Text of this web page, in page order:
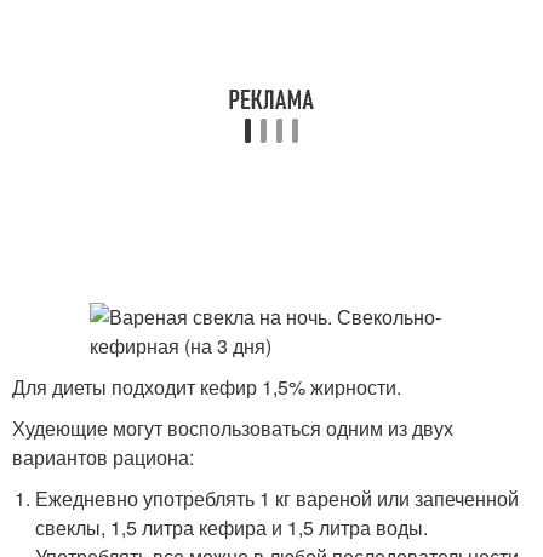
Для диеты подходит кефир 1,5% жирности.
Худеющие могут воспользоваться одним из двух
вариантов рациона:
Ежедневно употреблять 1 кг вареной или запеченной
свеклы, 1,5 литра кефира и 1,5 литра воды.